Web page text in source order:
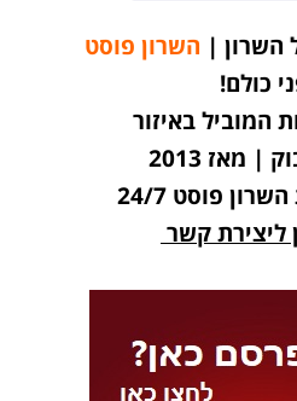
| השרון פוסט
כולם!
המוביל באיזור
| מאז 2013
פוסט 24/7
ליצירת קשר